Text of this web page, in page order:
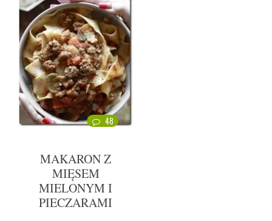
48
MAKARON Z
MIĘSEM
MIELONYM I
PIECZARAMI